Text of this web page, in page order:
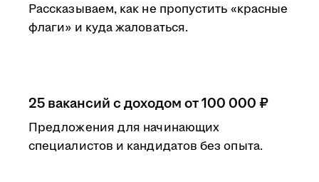
Рассказываем, как не пропустить «красные
флаги» и куда жаловаться.
25 вакансий с доходом от 100 000 ₽
Предложения для начинающих
специалистов и кандидатов без опыта.